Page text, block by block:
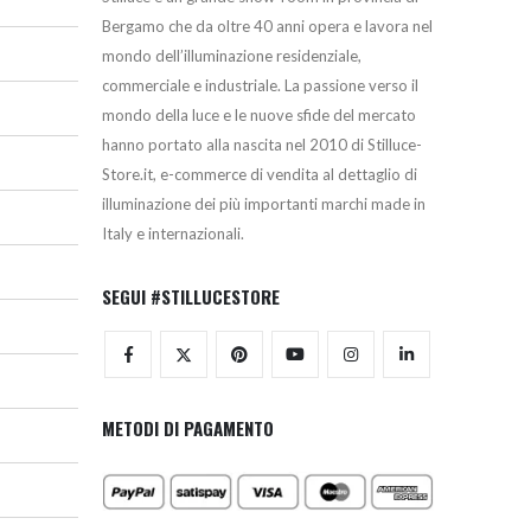
Bergamo che da oltre 40 anni opera e lavora nel
mondo dell’illuminazione residenziale,
commerciale e industriale. La passione verso il
mondo della luce e le nuove sfide del mercato
hanno portato alla nascita nel 2010 di Stilluce-
Store.it, e-commerce di vendita al dettaglio di
illuminazione dei più importanti marchi made in
Italy e internazionali.
SEGUI #STILLUCESTORE
METODI DI PAGAMENTO